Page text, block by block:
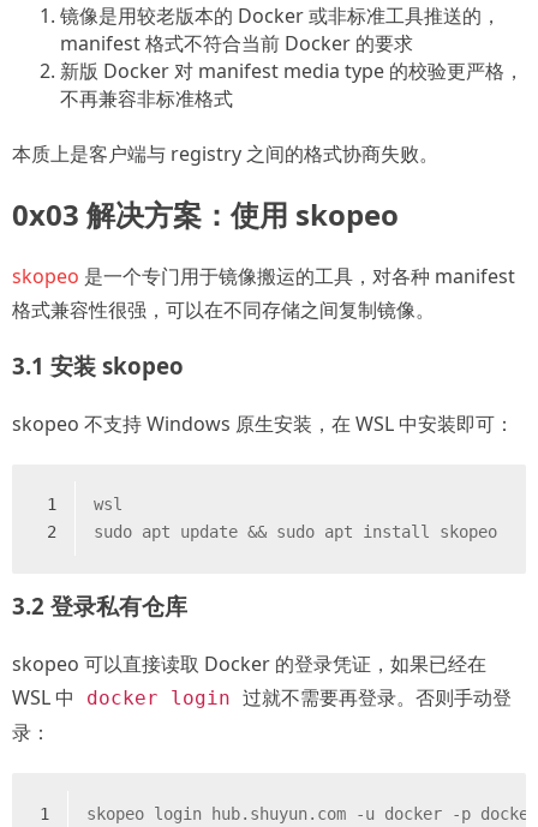
镜像是用较老版本的 Docker 或非标准工具推送的，
manifest 格式不符合当前 Docker 的要求
新版 Docker 对 manifest media type 的校验更严格，
不再兼容非标准格式
本质上是客户端与 registry 之间的格式协商失败。
0x03 解决方案：使用 skopeo
skopeo 是一个专门用于镜像搬运的工具，对各种 manifest
格式兼容性很强，可以在不同存储之间复制镜像。
3.1 安装 skopeo
skopeo 不支持 Windows 原生安装，在 WSL 中安装即可：
1
2
wsl
sudo apt update && sudo apt install skopeo
3.2 登录私有仓库
skopeo 可以直接读取 Docker 的登录凭证，如果已经在
WSL 中
docker login 过就不需要再登录。否则手动登
录：
1 skopeo login hub.shuyun.com -u docker -p docker